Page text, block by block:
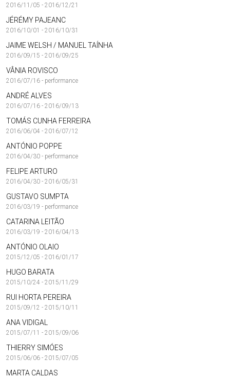
2016/11/05 - 2016/12/21
JÉRÉMY PAJEANC
2016/10/01 - 2016/10/31
JAIME WELSH / MANUEL TAÍNHA
2016/09/15 - 2016/09/25
VÂNIA ROVISCO
2016/07/16 - performance
ANDRÉ ALVES
2016/07/16 - 2016/09/13
TOMÁS CUNHA FERREIRA
2016/06/04 - 2016/07/12
ANTÓNIO POPPE
2016/04/30 - performance
FELIPE ARTURO
2016/04/30 - 2016/05/31
GUSTAVO SUMPTA
2016/03/19 - performance
CATARINA LEITÃO
2016/03/19 - 2016/04/13
ANTÓNIO OLAIO
2015/12/05 - 2016/01/17
HUGO BARATA
2015/10/24 - 2015/11/29
RUI HORTA PEREIRA
2015/09/12 - 2015/10/11
ANA VIDIGAL
2015/07/11 - 2015/09/06
THIERRY SIMÓES
2015/06/06 - 2015/07/05
MARTA CALDAS